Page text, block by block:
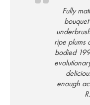
Fully
ripe plums
bodied
enough